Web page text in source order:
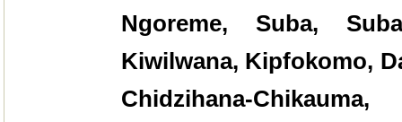
Ngoreme, Suba,
Kiwilwana, Kipfokomo,
Chidzihana-